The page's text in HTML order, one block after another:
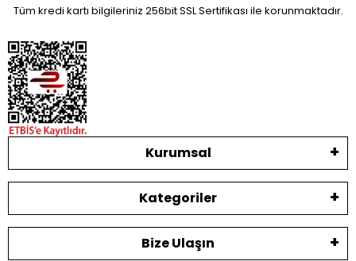
Tüm kredi kartı bilgileriniz 256bit SSL Sertifikası ile korunmaktadır.
Kurumsal
Kategoriler
Bize Ulaşın